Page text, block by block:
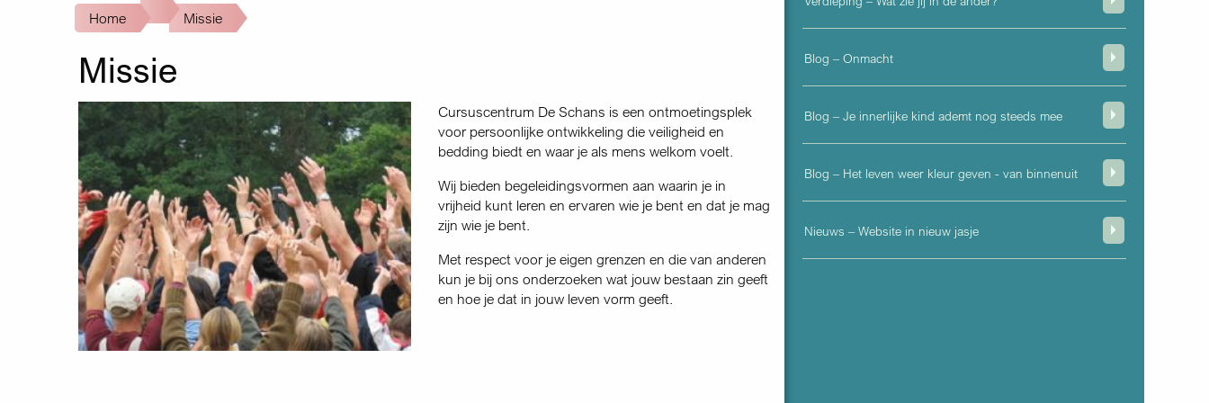
Kruimelpad
Home Missie
Missie
Cursuscentrum De Schans is een ontmoetingsplek
voor persoonlijke ontwikkeling die veiligheid en
bedding biedt en waar je als mens welkom voelt.
Wij bieden begeleidingsvormen aan waarin je in
vrijheid kunt leren en ervaren wie je bent en dat je mag
zijn wie je bent.
Met respect voor je eigen grenzen en die van anderen
kun je bij ons onderzoeken wat jouw bestaan zin geeft
en hoe je dat in jouw leven vorm geeft.
Blog – Onmacht
Blog – Je innerlijke kind ademt nog steeds mee
Blog – Het leven weer kleur geven - van binnenuit
Nieuws – Website in nieuw jasje